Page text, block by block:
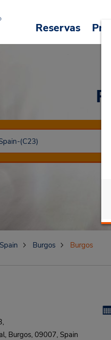
Reservas
Spain Burgos Burgos
Burgos, 09007, Spain